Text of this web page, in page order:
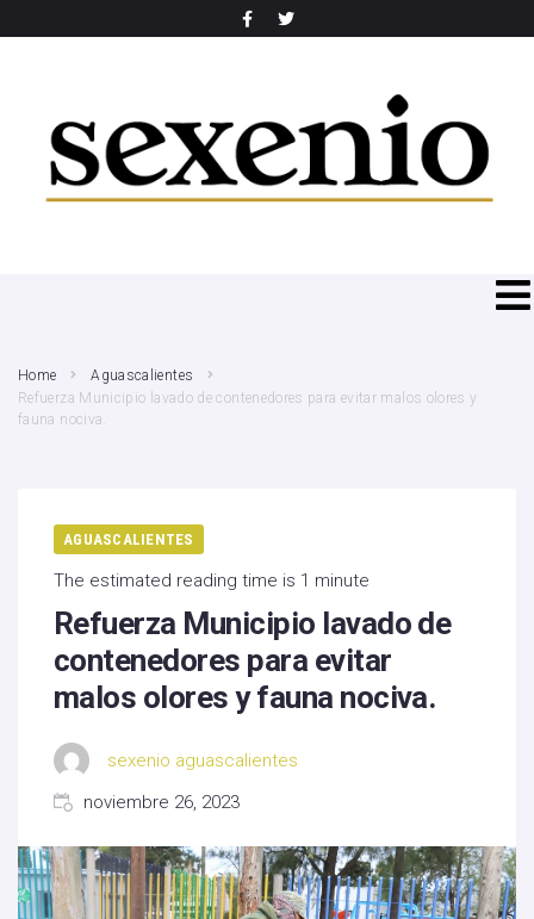
Home
Aguascalientes
Refuerza Municipio lavado de contenedores para evitar malos olores y
fauna nociva.
AGUASCALIENTES
The estimated reading time is 1 minute
Refuerza Municipio lavado de
contenedores para evitar
malos olores y fauna nociva.
sexenio aguascalientes
noviembre 26, 2023
SEARCH THIS WEBSITE